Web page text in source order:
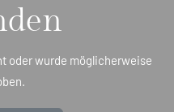
oder wurde möglicherweise